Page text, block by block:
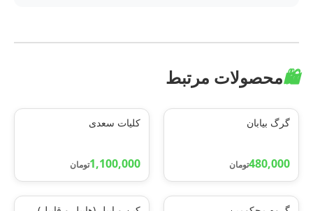
🛍️محصولات مرتبط
گرگ بیابان
480,000تومان
کلیات سعدی
1,100,000تومان